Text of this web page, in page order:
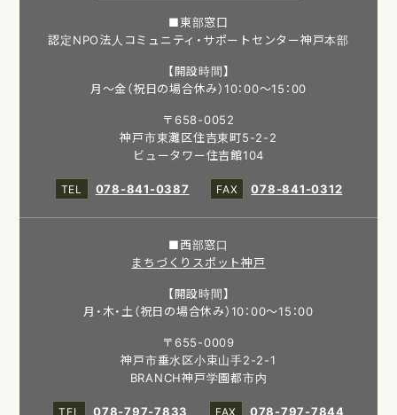
■東部窓口
認定NPO法人コミュニティ・サポートセンター神戸本部
【開設時間】
月～金（祝日の場合休み）10：00～15：00
〒658-0052
神戸市東灘区住吉東町5-2-2
ビュータワー住吉館104
078-841-0387
078-841-0312
■西部窓口
まちづくりスポット神戸
【開設時間】
月・木・土（祝日の場合休み）10：00～15：00
〒655-0009
神戸市垂水区小束山手2-2-1
BRANCH神戸学園都市内
078-797-7833
078-797-7844